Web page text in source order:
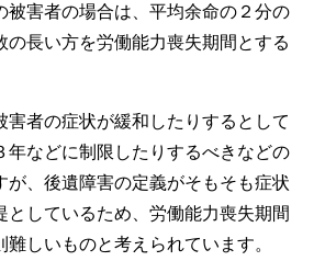
被害者の場合は、平均余命の２分の
の長い方を労働能力喪失期間とする
害者の症状が緩和したりするとして
年などに制限したりするべきなどの
が、後遺障害の定義がそもそも症状
としているため、労働能力喪失期間
しいものと考えられています。